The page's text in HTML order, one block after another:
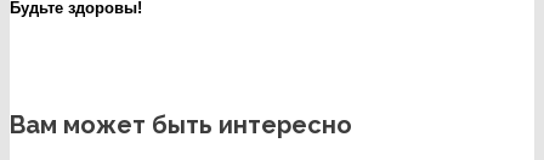
Будьте здоровы!
Вам может быть интересно